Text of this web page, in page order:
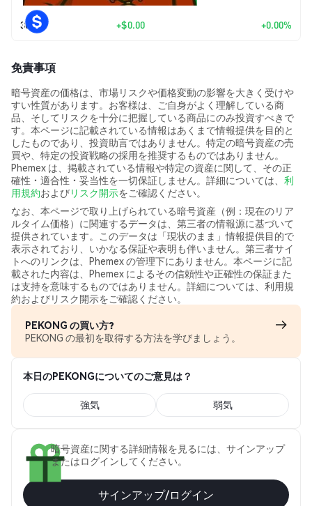
30日 +$0.00 +0.00%
免責事項
暗号資産の価格は、市場リスクや価格変動の影響を大きく受けや
すい性質があります。お客様は、ご自身がよく理解している商
品、そしてリスクを十分に把握している商品にのみ投資すべきで
す。本ページに記載されている情報はあくまで情報提供を目的と
したものであり、投資助言ではありません。特定の暗号資産の売
買や、特定の投資戦略の採用を推奨するものではありません。
Phemex は、掲載されている情報や特定の資産に関して、その正
確性・適合性・妥当性を一切保証しません。詳細については、 利
用規約およびリスク開示をご確認ください。
なお、本ページで取り上げられている暗号資産（例：現在のリア
ルタイム価格）に関連するデータは、第三者の情報源に基づいて
提供されています。このデータは「現状のまま」情報提供目的で
表示されており、いかなる保証や表明も伴いません。第三者サイ
トへのリンクは、Phemex の管理下にありません。本ページに記
載された内容は、Phemex によるその信頼性や正確性の保証また
は支持を意味するものではありません。詳細については、利用規
約およびリスク開示をご確認ください。
PEKONG の買い方?
PEKONG の最初を取得する方法を学びましょう。
本日のPEKONGについてのご意見は？
強気 弱気
暗号資産に関する詳細情報を見るには、サインアップ
またはログインしてください。
サインアップ/ログイン